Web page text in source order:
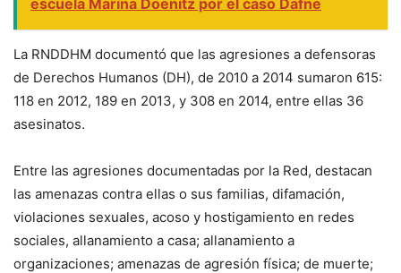
La RNDDHM documentó que las agresiones a defensoras
de Derechos Humanos (DH), de 2010 a 2014 sumaron 615:
118 en 2012, 189 en 2013, y 308 en 2014, entre ellas 36
asesinatos.
Entre las agresiones documentadas por la Red, destacan
las amenazas contra ellas o sus familias, difamación,
violaciones sexuales, acoso y hostigamiento en redes
sociales, allanamiento a casa; allanamiento a
organizaciones; amenazas de agresión física; de muerte;